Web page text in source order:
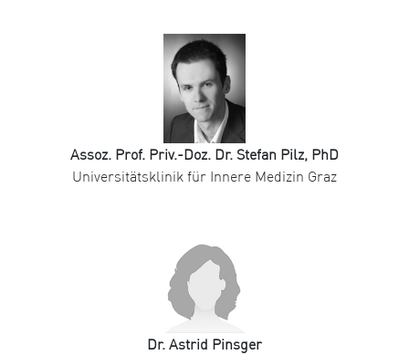
Assoz. Prof. Priv.-Doz. Dr. Stefan Pilz, PhD
Universitätsklinik für Innere Medizin Graz
Dr. Astrid Pinsger